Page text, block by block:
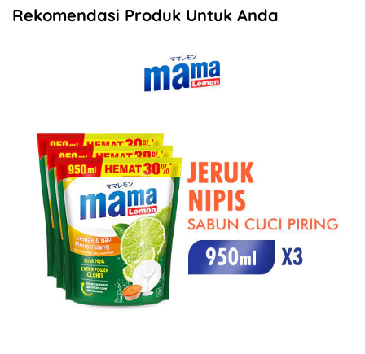
Rekomendasi Produk Untuk Anda